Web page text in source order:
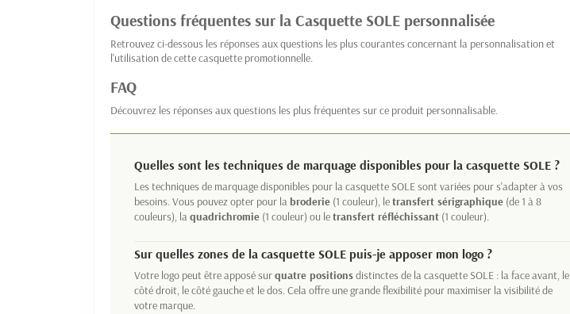
Questions fréquentes sur la Casquette SOLE personnalisée
Retrouvez ci-dessous les réponses aux questions les plus courantes concernant la personnalisation et
l'utilisation de cette casquette promotionnelle.
FAQ
Découvrez les réponses aux questions les plus fréquentes sur ce produit personnalisable.
Quelles sont les techniques de marquage disponibles pour la casquette SOLE ?
Les techniques de marquage disponibles pour la casquette SOLE sont variées pour s'adapter à vos
besoins. Vous pouvez opter pour labroderie (1 couleur), letransfert sérigraphique (de 1 à 8
couleurs), laquadrichromie (1 couleur) ou letransfert réfléchissant (1 couleur).
Sur quelles zones de la casquette SOLE puis-je apposer mon logo ?
Votre logo peut être apposé surquatre positionsdistinctes de la casquette SOLE : la face avant, le
côté droit, le côté gauche et le dos. Cela offre une grande flexibilité pour maximiser la visibilité de
votre marque.